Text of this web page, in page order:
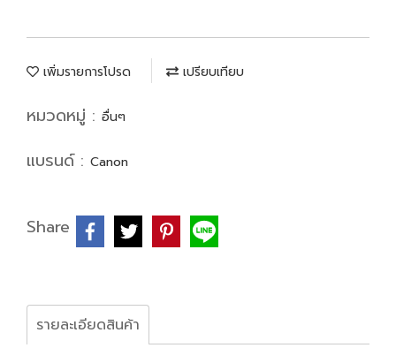
เพิ่มรายการโปรด เปรียบเทียบ
หมวดหมู่ : อื่นๆ
แบรนด์ : Canon
Share
รายละเอียดสินค้า